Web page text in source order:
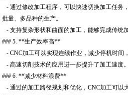
- 通过修改加工程序，可以快速切换加工任务
批量、多品种的生产。
- 支持复杂形状和曲面的加工，能够完成传统
### 5. **生产效率高**
- CNC加工可以实现连续作业，减少停机时间
- 高速切削技术的应用进一步提升了加工速度。
### 6. **减少材料浪费**
- 通过的加工路径规划和优化，CNC加工可以